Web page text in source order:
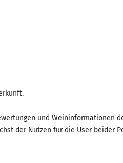
und Weininformationen
der Nutzen für die User beider